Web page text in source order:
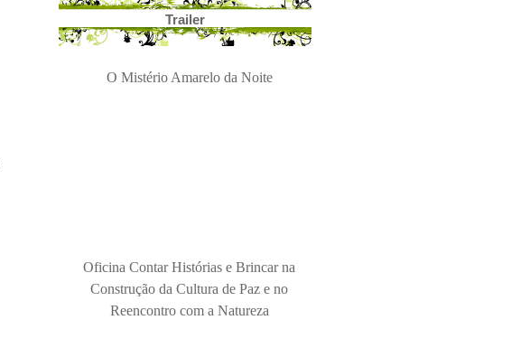
Trailer
O Mistério Amarelo da Noite
Oficina Contar Histórias e Brincar na
Construção da Cultura de Paz e no
Reencontro com a Natureza